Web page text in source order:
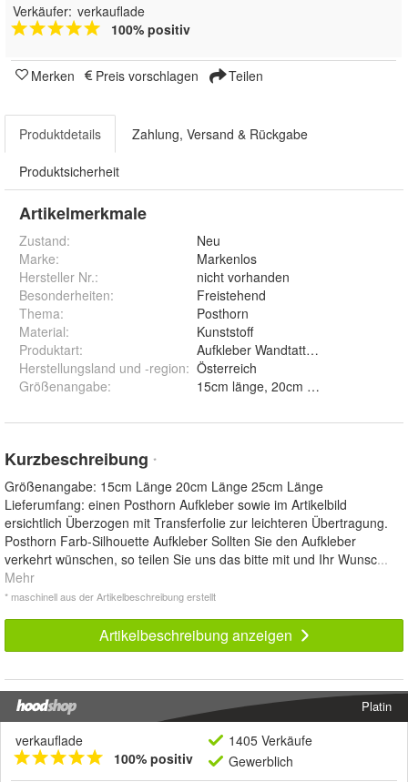
Verkäufer: verkauflade
100% positiv
Merken Preis vorschlagen Teilen
Produktdetails Zahlung, Versand & Rückgabe
Produktsicherheit
Artikelmerkmale
Zustand:
Neu
Marke:
Markenlos
Hersteller Nr.:
nicht vorhanden
Besonderheiten:
Freistehend
Thema:
Posthorn
Material:
Kunststoff
Produktart:
Aufkleber Wandtattoo Autoaufkleber
Herstellungsland und -region: Österreich
Größenangabe:
Kurzbeschreibung *
Größenangabe: 15cm Länge 20cm Länge 25cm Länge
Lieferumfang: einen Posthorn Aufkleber sowie im Artikelbild
ersichtlich Überzogen mit Transferfolie zur leichteren Übertragung.
Posthorn Farb-Silhouette Aufkleber Sollten Sie den Aufkleber
verkehrt wünschen, so teilen Sie uns das bitte mit und Ihr Wunsc...
Mehr
* maschinell aus der Artikelbeschreibung erstellt
Artikelbeschreibung anzeigen
Platin
verkauflade
100% positiv
1405 Verkäufe
Gewerblich